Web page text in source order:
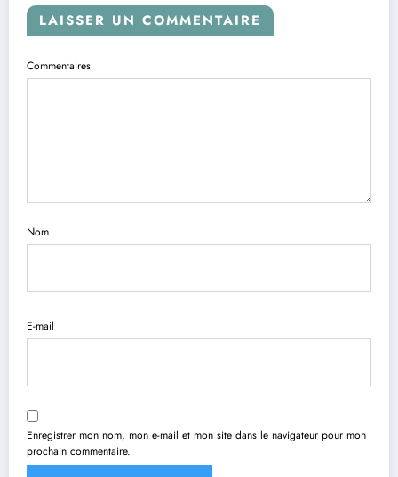
LAISSER UN COMMENTAIRE
Commentaires
Nom
E-mail
Enregistrer mon nom, mon e-mail et mon site dans le navigateur pour mon
prochain commentaire.